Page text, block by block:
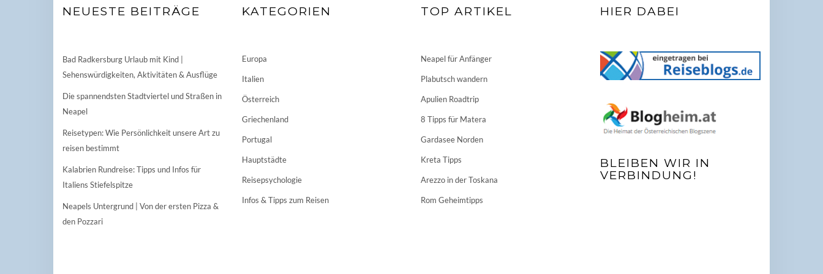
NEUESTE BEITRÄGE
Bad Radkersburg Urlaub mit Kind |
Sehenswürdigkeiten, Aktivitäten & Ausflüge
Die spannendsten Stadtviertel und Straßen in
Neapel
Reisetypen: Wie Persönlichkeit unsere Art zu
reisen bestimmt
Kalabrien Rundreise: Tipps und Infos für
Italiens Stiefelspitze
Neapels Untergrund | Von der ersten Pizza &
den Pozzari
KATEGORIEN
Europa
Italien
Österreich
Griechenland
Portugal
Hauptstädte
Reisepsychologie
Infos & Tipps zum Reisen
TOP ARTIKEL
Neapel für Anfänger
Plabutsch wandern
Apulien Roadtrip
8 Tipps für Matera
Gardasee Norden
Kreta Tipps
Arezzo in der Toskana
Rom Geheimtipps
HIER DABEI
BLEIBEN WIR IN
VERBINDUNG!